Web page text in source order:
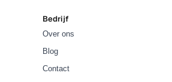
Bedrijf
Over ons
Blog
Contact